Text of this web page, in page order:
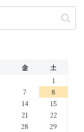
金
土
1
7
8
14
15
21
22
28
29